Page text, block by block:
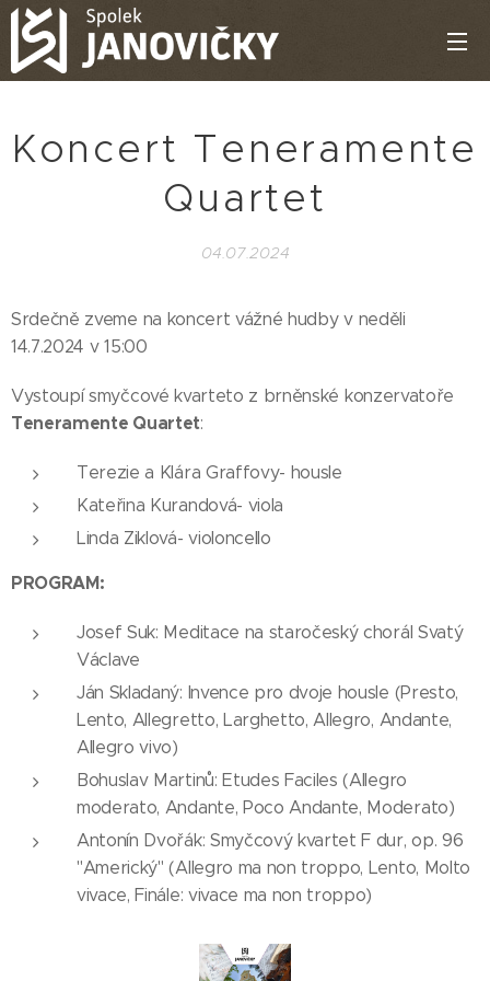
Koncert Teneramente
Quartet
04.07.2024
Srdečně zveme na koncert vážné hudby v neděli
14.7.2024 v 15:00
Vystoupí smyčcové kvarteto z brněnské konzervatoře
Teneramente Quartet:
Terezie a Klára Graffovy- housle
Kateřina Kurandová- viola
Linda Ziklová- violoncello
PROGRAM:
Josef Suk: Meditace na staročeský chorál Svatý
Václave
Ján Skladaný: Invence pro dvoje housle (Presto,
Lento, Allegretto, Larghetto, Allegro, Andante,
Allegro vivo)
Bohuslav Martinů: Etudes Faciles (Allegro
moderato, Andante, Poco Andante, Moderato)
Antonín Dvořák: Smyčcový kvartet F dur, op. 96
"Americký" (Allegro ma non troppo, Lento, Molto
vivace, Finále: vivace ma non troppo)